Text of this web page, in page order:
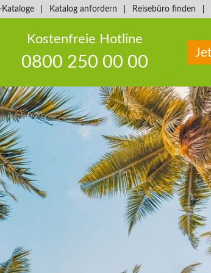
Katalog anfordern Reisebüro finden
Kostenfreie Hotline
0800 250 00 00